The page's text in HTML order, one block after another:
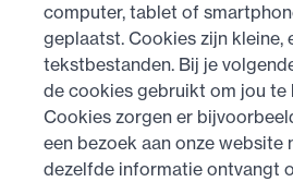
computer, tablet of
geplaatst. Cookies zijn kleine,
tekstbestanden. Bij je
de cookies gebruikt om jou te
Cookies zorgen er
een bezoek aan onze website
dezelfde informatie ontvangt